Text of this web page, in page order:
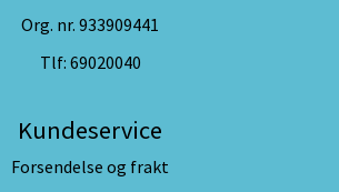
Org. nr. 933909441
Tlf: 69020040
Kundeservice
Forsendelse og frakt